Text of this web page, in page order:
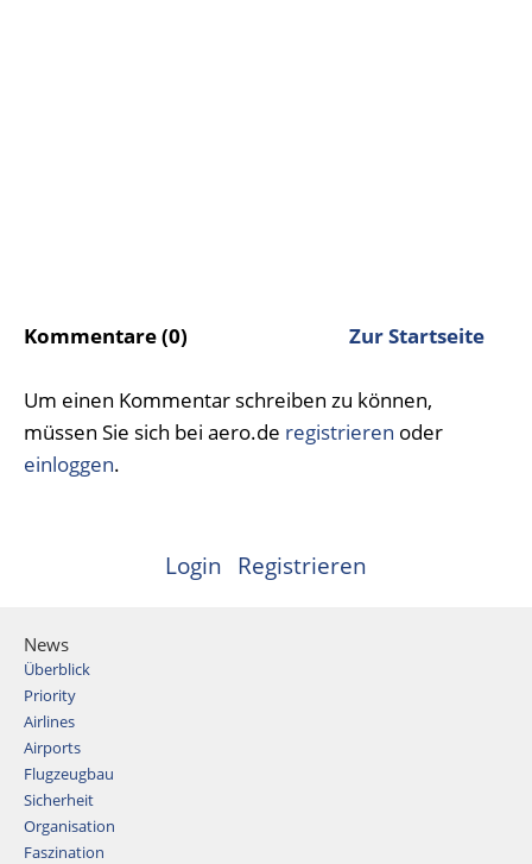
Kommentare (0) Zur Startseite
Um einen Kommentar schreiben zu können,
müssen Sie sich bei aero.de registrieren oder
einloggen.
Login Registrieren
News
Überblick
Priority
Airlines
Airports
Flugzeugbau
Sicherheit
Organisation
Faszination